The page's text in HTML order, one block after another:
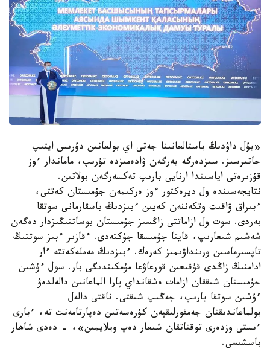
«بۇل داۋدىڭ باستالعانىنا جەتى اي بولعانىن دۇرىس ايتىپ
جاتىرسىز. سىزدەرگە بەرگەن ۋادەمىزدە تۇرىپ، ماماندار ءوز
قۇزىرەتى اياسىندا ارنايى بارىپ تەكسەرگەن بولاتىن.
نتايجەسىندە ول ديرەكتور ءوز ەركىمەن جۇمىستان كەتتى،
ءبىراق ۋاقىت وتكەننەن كەيىن ءبىزدىڭ باسقارمانى سوتقا
بەردى. سوت ول ازاماتتى زاڭسىز جۇمىستان بوساتتىڭىزدار دەگەن
شەشىم شىعارىپ، قايتا جۇمىسقا جۇكتەدى. ءقازىر ءبىز سوتتىڭ
تاپسىرماسىن ورىنداۋىمىز كەرەك. ءبىزدىڭ مەملەكەتتە ءار
ادامنىڭ زاڭدى قۇقىعىن قورعاۋعا مۇمكىندىگى بار. سول ءۇشىن
جۇمىستان شىققان ازامات ەشقانداي پارا الماعانىن دالەلدەۋ
ءۇشىن سوتقا بارىپ، جەڭىپ شىقتى. ناقتى دالەل
بولماعاندىقتان جەمقورلىقپەن كۇرەسەتىن دەپارتامەنت تە، ءبارى
ءىستى وزدەرى توقتاتقان شىعار دەپ ويلايمىن»، - دەدى شاھار
باسشىسى.